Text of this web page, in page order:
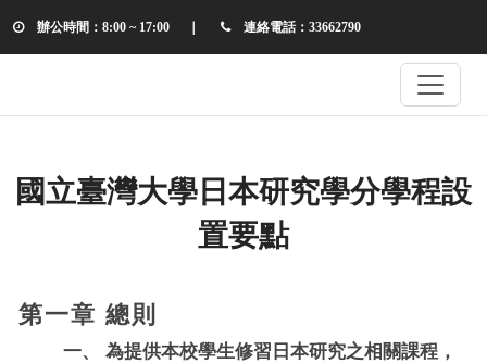
辦公時間：8:00 ~ 17:00 連絡電話：33662790
國立臺灣大學日本研究學分學程設
置要點
第一章 總則
一、
為提供本校學生修習日本研究之相關課程，